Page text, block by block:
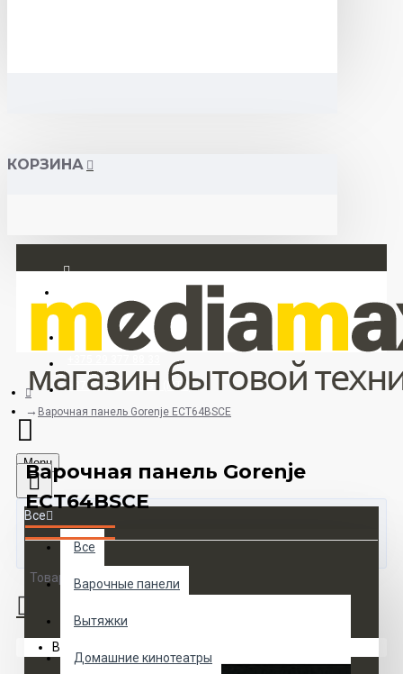
КОРЗИНА
Регистрация
+375 33 673 17 31 (МТС)
Menu
Все
Все
Варочные панели
Вытяжки
Домашние кинотеатры
Товаров 0 (0 руб.)
Ваша корзина пуста!
Варочная панель Gorenje ECT64BSCE
Варочная панель Gorenje
ECT64BSCE